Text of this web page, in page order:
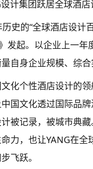
计集团跃居全球酒店
史的“全球酒店设计
发起。以企业上一
自身企业规模、综
化个性酒店设计的
国文化透过国际品
被记录，被城市典
力，也让YANG在
飞跃。